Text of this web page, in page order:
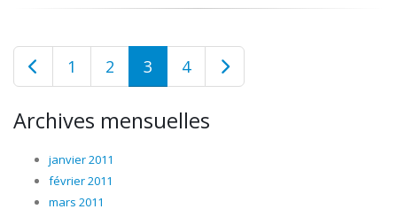
1 2 3 4
Archives mensuelles
janvier 2011
février 2011
mars 2011